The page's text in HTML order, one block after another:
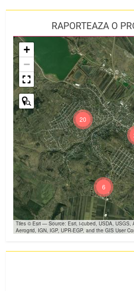
RAPORTEAZA O
20
6
+
−
Tiles © Esri — Source: Esri, i-cubed, USDA, USGS,
Aerogrid, IGN, IGP, UPR-EGP, and the GIS User